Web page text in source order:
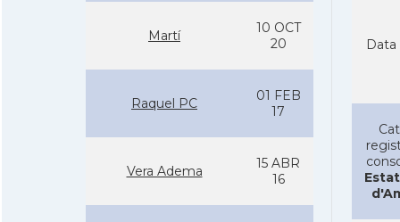
Martí
10 OCT
20
Raquel PC
01 FEB
17
Vera Adema
15 ABR
16
Data